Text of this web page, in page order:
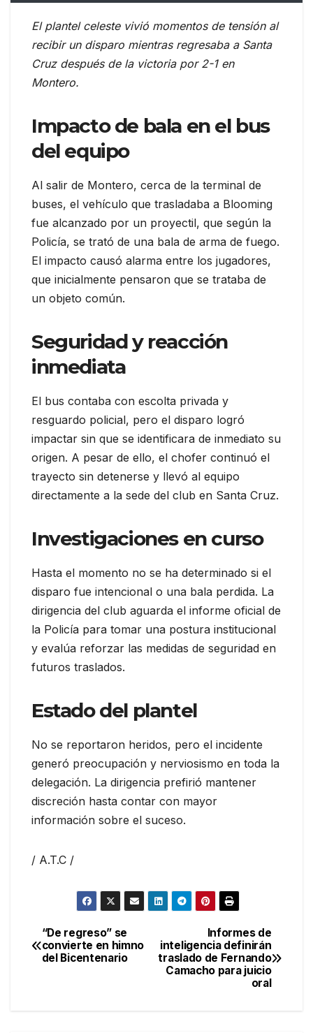
El plantel celeste vivió momentos de tensión al
recibir un disparo mientras regresaba a Santa
Cruz después de la victoria por 2-1 en
Montero.
Impacto de bala en el bus
del equipo
Al salir de Montero, cerca de la terminal de
buses, el vehículo que trasladaba a Blooming
fue alcanzado por un proyectil, que según la
Policía, se trató de una bala de arma de fuego.
El impacto causó alarma entre los jugadores,
que inicialmente pensaron que se trataba de
un objeto común.
Seguridad y reacción
inmediata
El bus contaba con escolta privada y
resguardo policial, pero el disparo logró
impactar sin que se identificara de inmediato su
origen. A pesar de ello, el chofer continuó el
trayecto sin detenerse y llevó al equipo
directamente a la sede del club en Santa Cruz.
Investigaciones en curso
Hasta el momento no se ha determinado si el
disparo fue intencional o una bala perdida. La
dirigencia del club aguarda el informe oficial de
la Policía para tomar una postura institucional
y evalúa reforzar las medidas de seguridad en
futuros traslados.
Estado del plantel
No se reportaron heridos, pero el incidente
generó preocupación y nerviosismo en toda la
delegación. La dirigencia prefirió mantener
discreción hasta contar con mayor
información sobre el suceso.
/ A.T.C /
Navegación
de
Informes de
inteligencia definirán
traslado de Fernando
Camacho para juicio
oral
“De regreso” se
convierte en himno
del Bicentenario